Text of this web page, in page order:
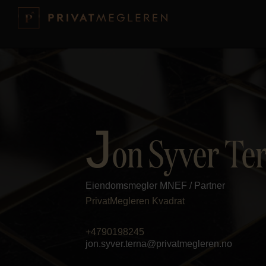
Jon Syver
Eiendomsmegler MNEF / Partner
PrivatMegleren Kvadrat
+4790198245
jon.syver.terna@privatmegleren.no